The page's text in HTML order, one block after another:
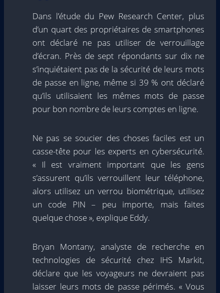
Dans l’étude du Pew Research Center, plus
d’un quart des propriétaires de smartphones
ont déclaré ne pas utiliser de verrouillage
d’écran. Près de sept répondants sur dix ne
s’inquiétaient pas de la sécurité de leurs mots
de passe en ligne, même si 39 % ont déclaré
qu’ils utilisaient les mêmes mots de passe
pour bon nombre de leurs comptes en ligne.
Ne pas se soucier des choses faciles est un
casse-tête pour les experts en cybersécurité.
« Il est vraiment important que les gens
s’assurent qu’ils verrouillent leur téléphone,
alors utilisez un verrou biométrique, utilisez
un code PIN – peu importe, mais faites
quelque chose », explique Eddy.
Bryan Montany, analyste de recherche en
technologies de sécurité chez IHS Markit,
déclare que les voyageurs ne devraient pas
laisser leurs mots de passe périmés. « Vous